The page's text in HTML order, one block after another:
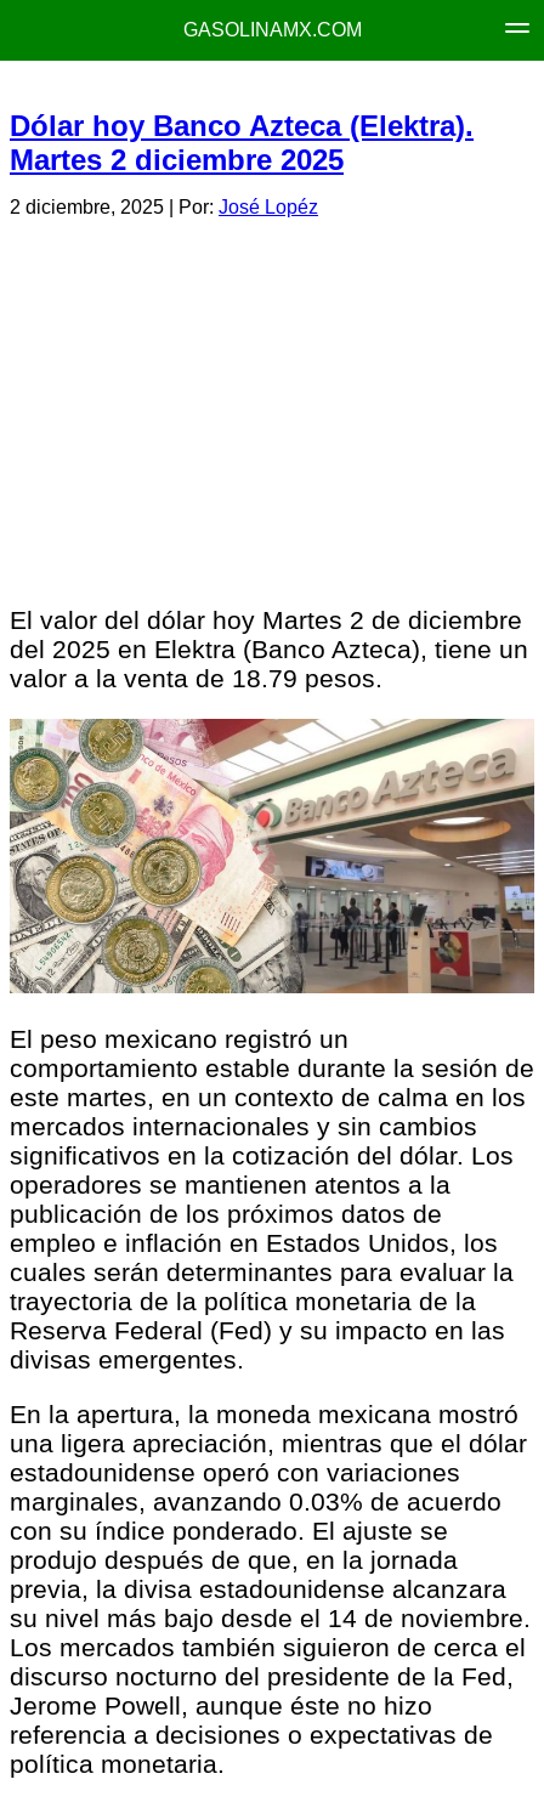
GASOLINAMX.COM
Dólar hoy Banco Azteca (Elektra).
Martes 2 diciembre 2025
2 diciembre, 2025 | Por: José Lopéz
El valor del dólar hoy Martes 2 de diciembre
del 2025 en Elektra (Banco Azteca), tiene un
valor a la venta de 18.79 pesos.
El peso mexicano registró un
comportamiento estable durante la sesión de
este martes, en un contexto de calma en los
mercados internacionales y sin cambios
significativos en la cotización del dólar. Los
operadores se mantienen atentos a la
publicación de los próximos datos de
empleo e inflación en Estados Unidos, los
cuales serán determinantes para evaluar la
trayectoria de la política monetaria de la
Reserva Federal (Fed) y su impacto en las
divisas emergentes.
En la apertura, la moneda mexicana mostró
una ligera apreciación, mientras que el dólar
estadounidense operó con variaciones
marginales, avanzando 0.03% de acuerdo
con su índice ponderado. El ajuste se
produjo después de que, en la jornada
previa, la divisa estadounidense alcanzara
su nivel más bajo desde el 14 de noviembre.
Los mercados también siguieron de cerca el
discurso nocturno del presidente de la Fed,
Jerome Powell, aunque éste no hizo
referencia a decisiones o expectativas de
política monetaria.